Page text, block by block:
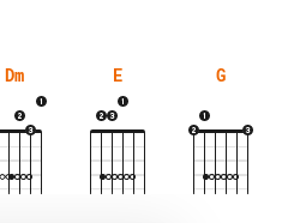
Dm E G